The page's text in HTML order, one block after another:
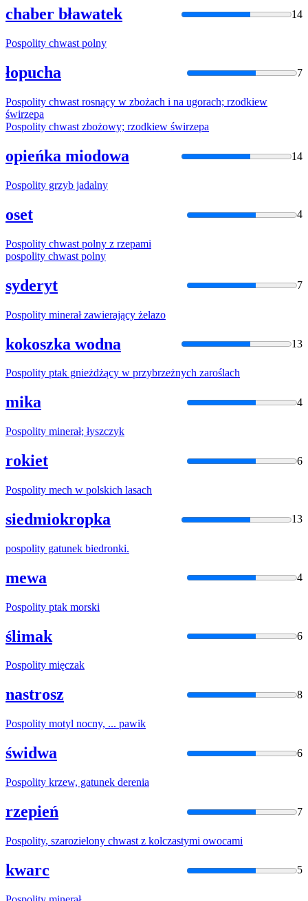
chaber bławatek 14
Pospolity chwast polny
łopucha 7
Pospolity chwast rosnący w zbożach i na ugorach; rzodkiew
świrzepa
Pospolity chwast zbożowy; rzodkiew świrzepa
opieńka miodowa 14
Pospolity grzyb jadalny
oset 4
Pospolity chwast polny z rzepami
pospolity chwast polny
syderyt 7
Pospolity minerał zawierający żelazo
kokoszka wodna 13
Pospolity ptak gnieżdżący w przybrzeżnych zaroślach
mika 4
Pospolity minerał; łyszczyk
rokiet 6
Pospolity mech w polskich lasach
siedmiokropka 13
pospolity gatunek biedronki.
mewa 4
Pospolity ptak morski
ślimak 6
Pospolity mięczak
nastrosz 8
Pospolity motyl nocny, ... pawik
świdwa 6
Pospolity krzew, gatunek derenia
rzepień 7
Pospolity, szarozielony chwast z kolczastymi owocami
kwarc 5